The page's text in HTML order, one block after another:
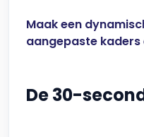
Maak een
aangepaste kaders
De 30-